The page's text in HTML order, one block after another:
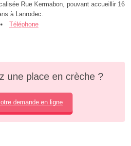
Rue Kermabon, pouvant accueillir 16
à Lanrodec.
Téléphone
une place en crèche ?
demande en ligne